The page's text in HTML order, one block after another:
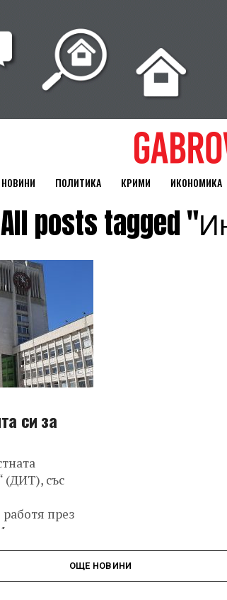
НОВИНИ ПОЛИТИКА КРИМИ ИКОНОМИКА
All posts tagged
си за
(ДИТ), със
през
ОЩЕ НОВИНИ